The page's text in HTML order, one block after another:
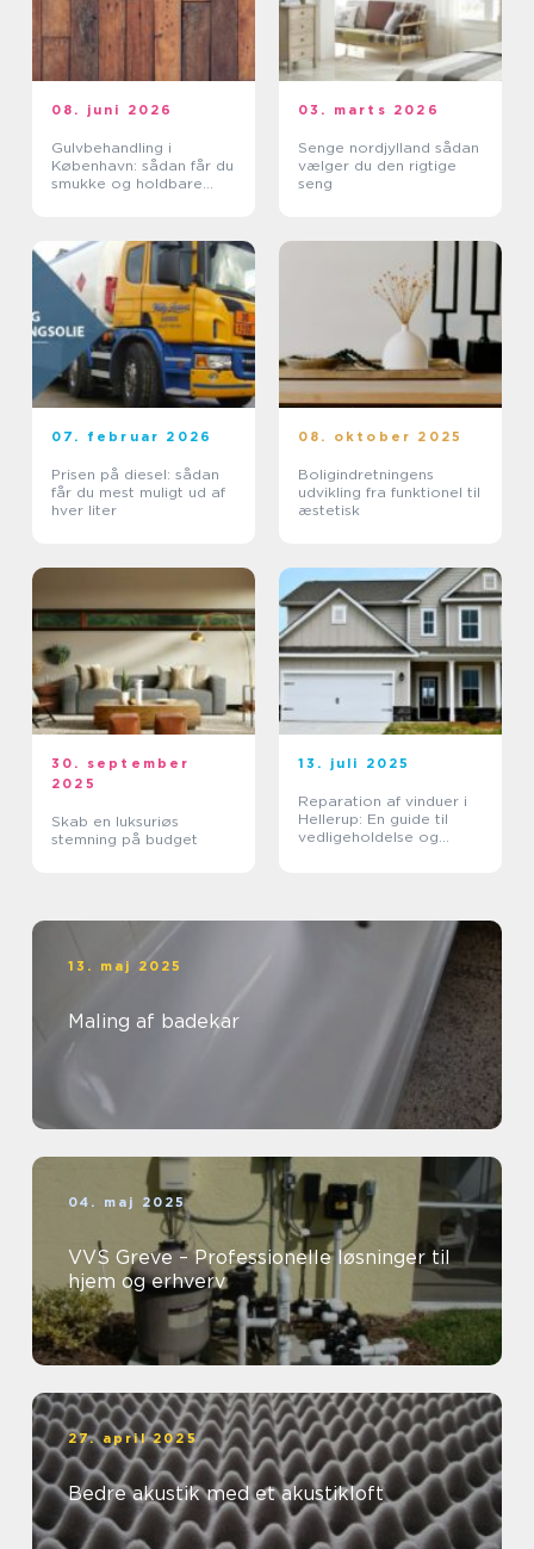
08. juni 2026
Gulvbehandling i
København: sådan får du
smukke og holdbare
03. marts 2026
Senge nordjylland sådan
vælger du den rigtige
seng
07. februar 2026
Prisen på diesel: sådan
får du mest muligt ud af
hver liter
08. oktober 2025
Boligindretningens
udvikling fra funktionel til
æstetisk
30. september
2025
Skab en luksuriøs
stemning på budget
13. juli 2025
Reparation af vinduer i
Hellerup: En guide til
vedligeholdelse og
13. maj 2025
Maling af badekar
04. maj 2025
VVS Greve – Professionelle løsninger til
hjem og erhverv
27. april 2025
Bedre akustik med et akustikloft